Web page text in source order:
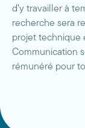
d’y travailler à
recherche sera
projet technique
Communication
rémunéré pour